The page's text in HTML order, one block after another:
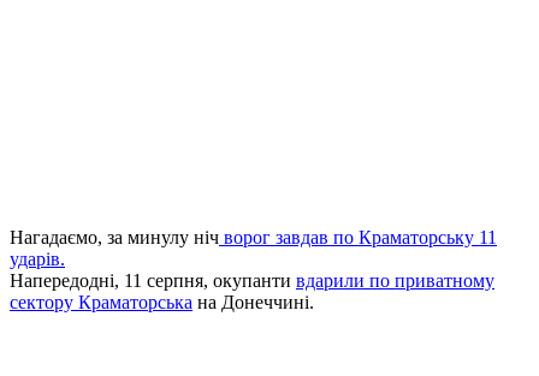
Нагадаємо, за минулу ніч ворог завдав по Краматорську 11
ударів.
Напередодні, 11 серпня, окупанти вдарили по приватному
сектору Краматорська на Донеччині.